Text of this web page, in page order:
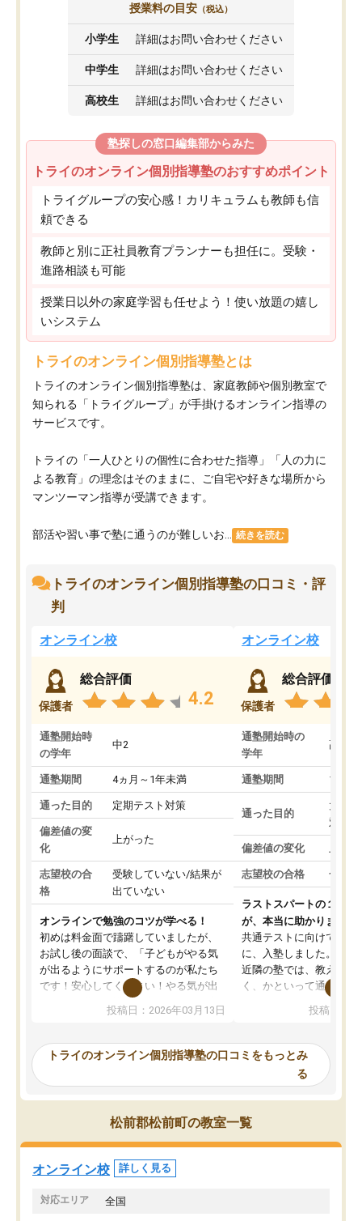
授業料の目安 （税込）
小学生 詳細はお問い合わせください
中学生 詳細はお問い合わせください
高校生 詳細はお問い合わせください
塾探しの窓口編集部からみた
トライのオンライン個別指導塾のおすすめポイント
トライグループの安心感！カリキュラムも教師も信
頼できる
教師と別に正社員教育プランナーも担任に。受験・
進路相談も可能
授業日以外の家庭学習も任せよう！使い放題の嬉し
いシステム
トライのオンライン個別指導塾とは
トライのオンライン個別指導塾は、家庭教師や個別教室で
知られる「トライグループ」が手掛けるオンライン指導の
サービスです。
トライの「一人ひとりの個性に合わせた指導」「人の力に
よる教育」の理念はそのままに、ご自宅や好きな場所から
マンツーマン指導が受講できます。
部活や習い事で塾に通うのが難しいお... 続きを読む
トライのオンライン個別指導塾の口コミ・評
判
オンライン校
保護者
総合評価
4.2
通塾開始時
の学年
中2
通塾期間 4ヵ月～1年未満
通った目的 定期テスト対策
偏差値の変
化
上がった
志望校の合
格
受験していない/結果が
出ていない
オンラインで勉強のコツが学べる！
初めは料金面で躊躇していましたが、
お試し後の面談で、「子どもがやる気
が出るようにサポートするのが私たち
です！安心してください！やる気が出
ないのは私たち講師の責任です」と言
ってくださり、確かに！と考えて、思
ったんですが、学生の先生から学ぶこ
み、徐々に成績が上がったらいいなと
思っていました。何が今足りないのか
を的確に指導いただき、子どももびっ
くりするほど楽しんでやる気を持って
塾を受けています。狙い通り、少しず
つ成績も上がり、苦手意識も無くなっ
てきたので、さらに苦手な数学も追加
でお願いしました。来年の高校受験に
投稿日：2026年03月13日
オンライン校
保護者
総合評価
通塾開始時の
学年
高3
通塾期間 1～3
通った目的
大学
対策
偏差値の変化
志望校の合格 合格
ラストスパートの１か月
が、本当に助かりました
共通テストに向けての追
に、入塾しました。田舎
近隣の塾では、教えても
く、かといって通うには
可能なので本当に助か
らないところをピンポイ
頂いて、とてもわかり
していました。一生を
スト、多少お金がかかっ
思い切って入塾してよか
投稿日：
トライのオンライン個別指導塾の口コミをもっとみ
る
松前郡松前町の教室一覧
オンライン校 詳しく見る
対応エリア 全国